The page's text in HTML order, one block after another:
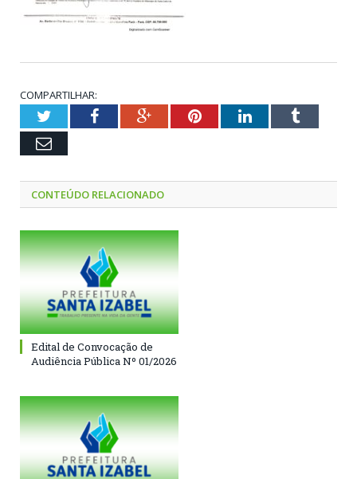
COMPARTILHAR:
TwitterFacebookGoogle+PinterestLinkedInTumblr
Email
CONTEÚDO RELACIONADO
Edital de Convocação de
Audiência Pública Nº 01/2026